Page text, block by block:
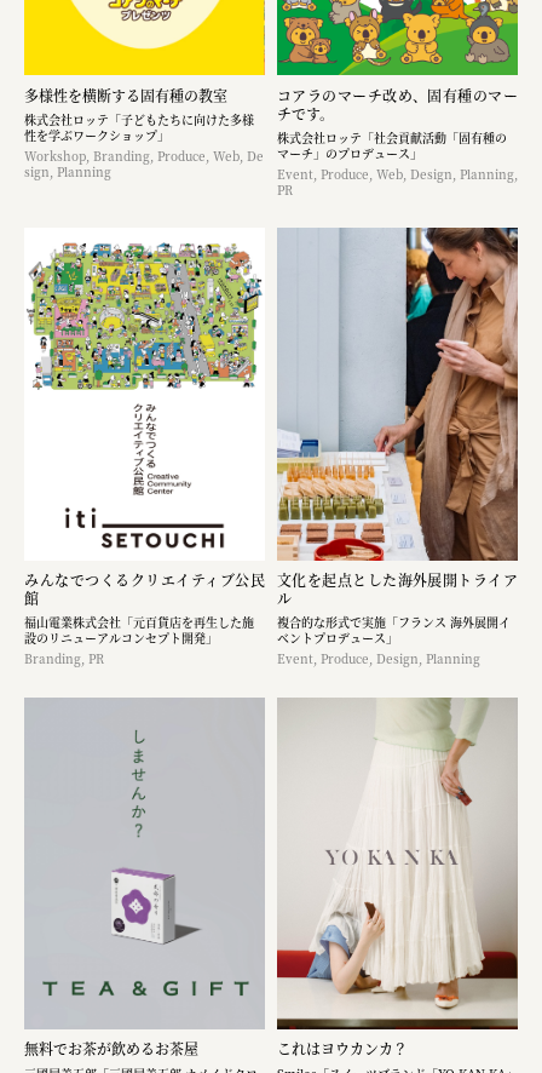
多様性を横断する固有種の教室
株式会社ロッテ「子どもたちに向けた多様
性を学ぶワークショップ」
Workshop, Branding, Produce, Web, De
sign, Planning
コアラのマーチ改め、固有種のマー
チです。
株式会社ロッテ「社会貢献活動「固有種の
マーチ」のプロデュース」
Event, Produce, Web, Design, Planning,
PR
みんなでつくるクリエイティブ公民
館
福山電業株式会社「元百貨店を再生した施
設のリニューアルコンセプト開発」
Branding, PR
文化を起点とした海外展開トライア
ル
複合的な形式で実施「フランス 海外展開イ
ベントプロデュース」
Event, Produce, Design, Planning
無料でお茶が飲めるお茶屋 これはヨウカンカ？